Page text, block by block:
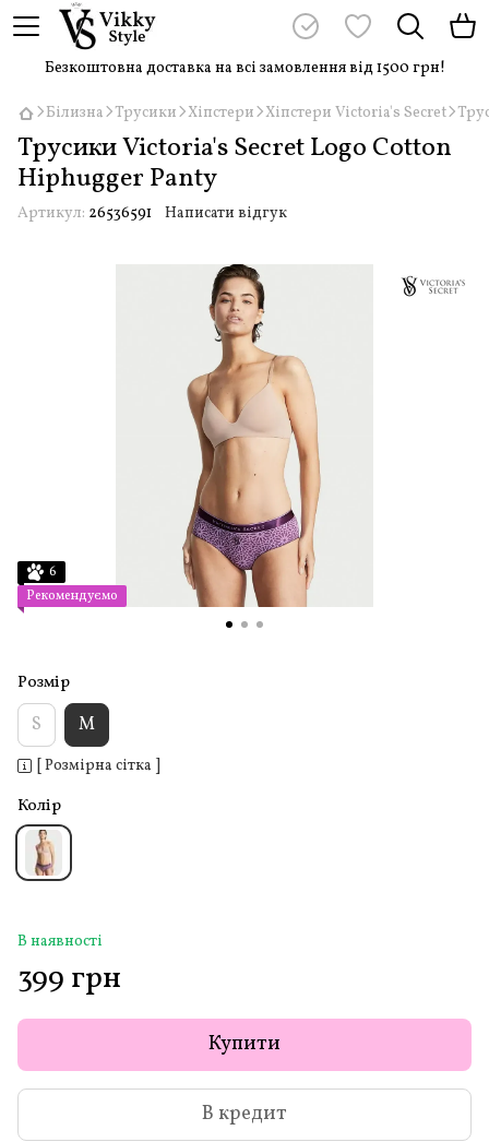
Безкоштовна доставка на всі замовлення від 1500 грн!
Білизна Трусики Хіпстери Хіпстери Victoria's Secret
Трусики Victoria's Secret Logo Cotton
Hiphugger Panty
Артикул: 26536591 Написати відгук
6
Рекомендуємо
Розмір
S M
[ Розмірна сітка ]
Колір
В наявності
399 грн
Купити
В кредит